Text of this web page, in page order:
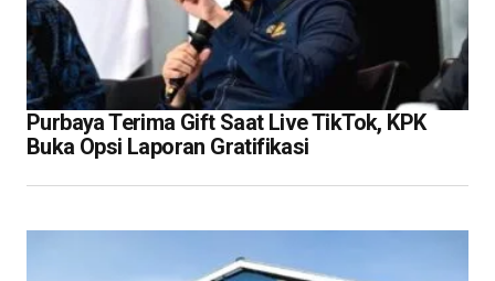
Purbaya Terima Gift Saat Live TikTok, KPK
Buka Opsi Laporan Gratifikasi